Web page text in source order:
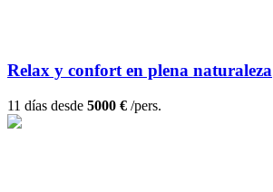
Relax y confort en plena naturaleza
11 días desde 5000 € /pers.